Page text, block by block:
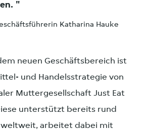
Katharina Hauke
neuen Geschäftsbereich ist
und Handelsstrategie von
Muttergesellschaft Just Eat
unterstützt bereits rund
arbeitet dabei mit